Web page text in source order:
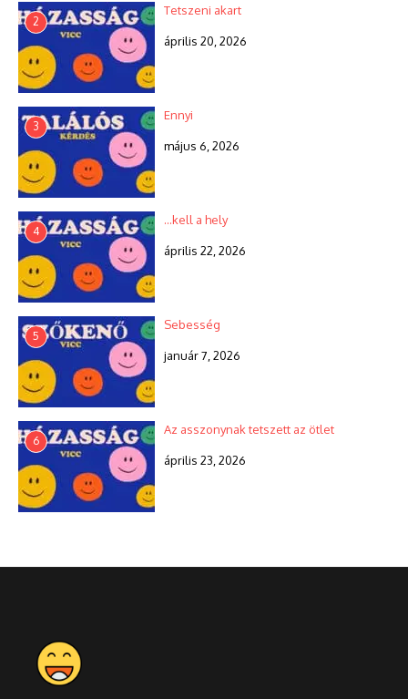
2
Tetszeni akart
április 20, 2026
3
Ennyi
május 6, 2026
4
…kell a hely
április 22, 2026
5
Sebesség
január 7, 2026
6
Az asszonynak tetszett az ötlet
április 23, 2026